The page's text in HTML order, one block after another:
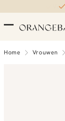
Home Vrouwen